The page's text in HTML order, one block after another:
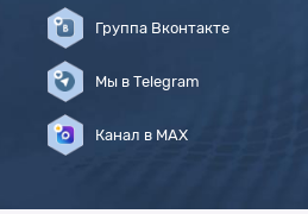
Группа Вконтакте
Мы в Telegram
Канал в MAX